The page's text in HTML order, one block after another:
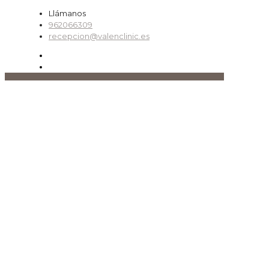
Llámanos
962066309
recepcion@valenclinic.es